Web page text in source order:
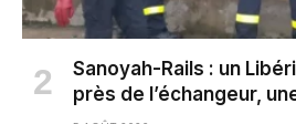
Sanoyah-Rails : un
près de l’échangeur,